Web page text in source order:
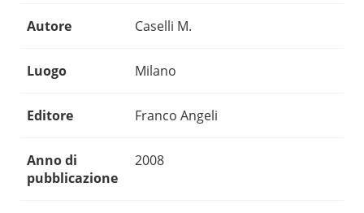
Autore Caselli M.
Luogo Milano
Editore Franco Angeli
Anno di
pubblicazione
2008